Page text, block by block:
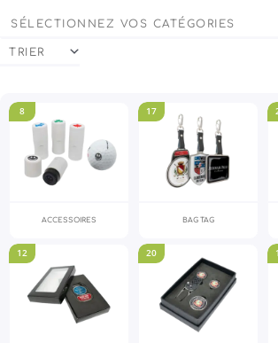
SÉLECTIONNEZ VOS CATÉGORIES
8
ACCESSOIRES
17
BAG TAG
12 20